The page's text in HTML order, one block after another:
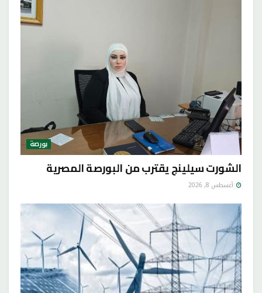
بورصة
الشورت سيلينج يقترب من البورصة المصرية
أغسطس 8, 2026